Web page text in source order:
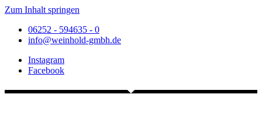
Zum Inhalt springen
06252 - 594635 - 0
info@weinhold-gmbh.de
Instagram
Facebook